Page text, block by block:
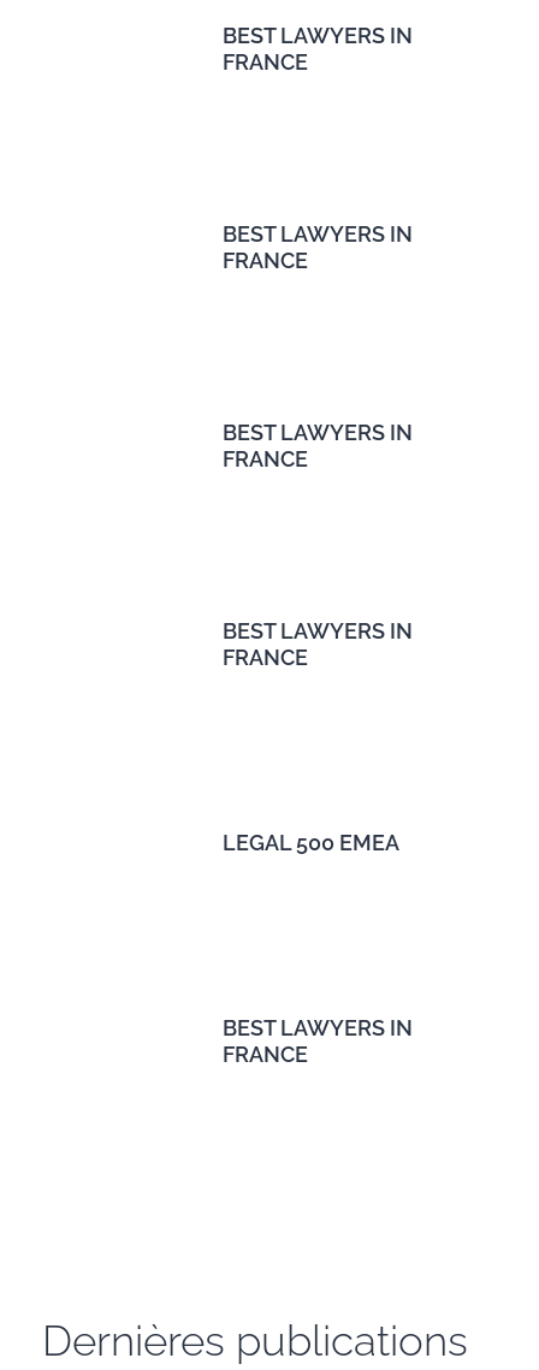
BEST LAWYERS IN
FRANCE
BEST LAWYERS IN
FRANCE
BEST LAWYERS IN
FRANCE
BEST LAWYERS IN
FRANCE
LEGAL 500 EMEA
BEST LAWYERS IN
FRANCE
Dernières publications